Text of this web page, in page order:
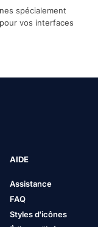
spécialement
vos interfaces
AIDE
Assistance
FAQ
Styles d'icônes